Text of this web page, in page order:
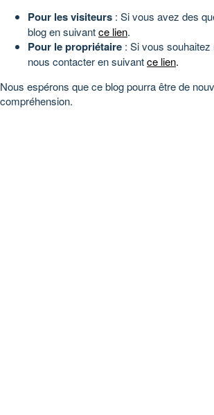
Pour les visiteurs : Si vous avez des
blog en suivantce lien.
Pour le propriétaire : Si vous
nous contacter en suivantce lien.
Nous espérons que ce blog pourra être de
compréhension.